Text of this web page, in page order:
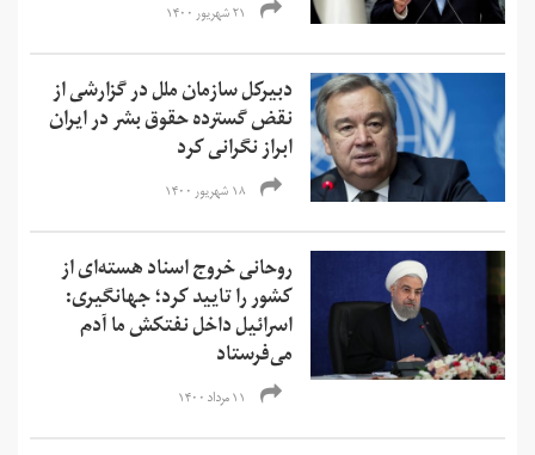
۲۱ شهریور ۱۴۰۰
دبیرکل سازمان ملل در گزارشی از
نقض گسترده حقوق بشر در ایران
ابراز نگرانی کرد
۱۸ شهریور ۱۴۰۰
روحانی خروج اسناد هسته‌ای از
کشور را تایید کرد؛ جهانگیری:
اسرائیل داخل نفتکش ما آدم
می‌فرستاد
۱۱ مرداد ۱۴۰۰